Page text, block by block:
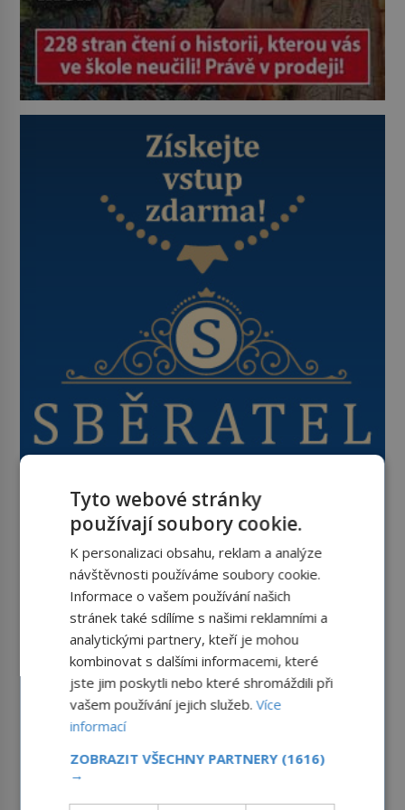
Tyto webové stránky
používají soubory cookie.
K personalizaci obsahu, reklam a analýze
návštěvnosti používáme soubory cookie.
Informace o vašem používání našich
stránek také sdílíme s našimi reklamními a
analytickými partnery, kteří je mohou
kombinovat s dalšími informacemi, které
jste jim poskytli nebo které shromáždili při
vašem používání jejich služeb.Více
informací
ZOBRAZIT VŠECHNY PARTNERY (1616)
→